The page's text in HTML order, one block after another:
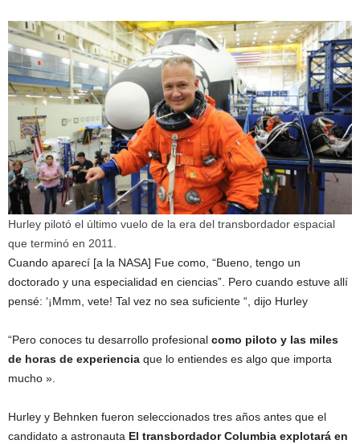
Hurley pilotó el último vuelo de la era del transbordador espacial
que terminó en 2011.
Cuando aparecí [a la NASA] Fue como, “Bueno, tengo un
doctorado y una especialidad en ciencias”. Pero cuando estuve allí
pensé: ‘¡Mmm, vete! Tal vez no sea suficiente “, dijo Hurley
“Pero conoces tu desarrollo profesional como piloto y las miles
de horas de experiencia que lo entiendes es algo que importa
mucho ».
Hurley y Behnken fueron seleccionados tres años antes que el
candidato a astronauta El transbordador Columbia explotará en